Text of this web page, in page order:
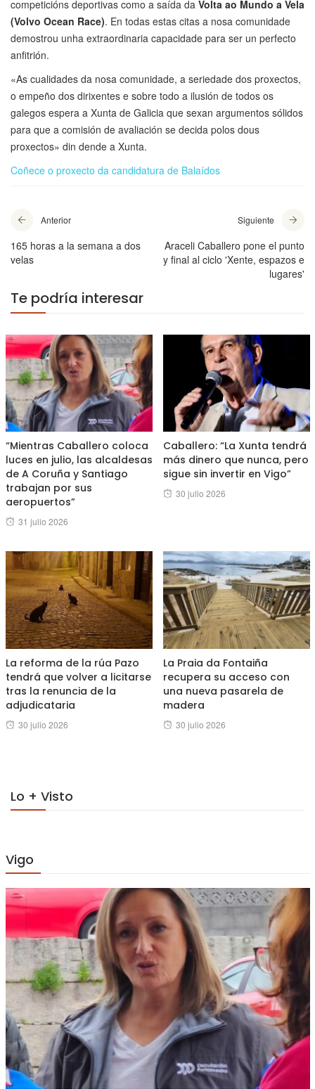
competicións deportivas como a saída da Volta ao Mundo a Vela
(Volvo Ocean Race). En todas estas citas a nosa comunidade
demostrou unha extraordinaria capacidade para ser un perfecto
anfitrión.
«As cualidades da nosa comunidade, a seriedade dos proxectos,
o empeño dos dirixentes e sobre todo a ilusión de todos os
galegos espera a Xunta de Galicia que sexan argumentos sólidos
para que a comisión de avaliación se decida polos dous
proxectos» din dende a Xunta.
Coñece o proxecto da candidatura de Balaídos
Anterior
165 horas a la semana a dos
velas
Siguiente
Araceli Caballero pone el punto
y final al ciclo 'Xente, espazos e
lugares'
Te podría interesar
“Mientras Caballero coloca
luces en julio, las alcaldesas
de A Coruña y Santiago
trabajan por sus
aeropuertos”
Posted
31 julio 2026
Caballero: “La Xunta tendrá
más dinero que nunca, pero
sigue sin invertir en Vigo”
Posted
30 julio 2026
La reforma de la rúa Pazo
tendrá que volver a licitarse
tras la renuncia de la
adjudicataria
Posted
30 julio 2026
La Praia da Fontaiña
recupera su acceso con
una nueva pasarela de
madera
Posted
30 julio 2026
Lo + Visto
Vigo